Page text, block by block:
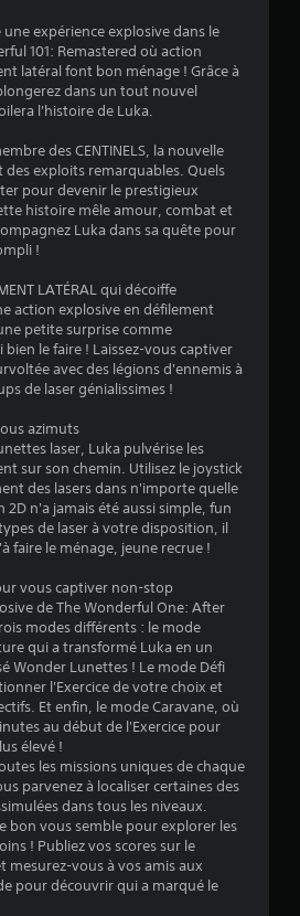
t
o
l
e
s
u
r
3
2
a
v
i
s
)
expérience explosive dans le
101: Remastered où action
latéral font bon ménage ! Grâce à
dans un tout nouvel
l'histoire de Luka.
des CENTINELS, la nouvelle
des exploits remarquables. Quels
pour devenir le prestigieux
histoire mêle amour, combat et
Luka dans sa quête pour
!
LATÉRAL qui décoiffe
action explosive en défilement
petite surprise comme
bien le faire ! Laissez-vous captiver
avec des légions d'ennemis à
de laser génialissimes !
azimuts
laser, Luka pulvérise les
sur son chemin. Utilisez le joystick
des lasers dans n'importe quelle
n'a jamais été aussi simple, fun
de laser à votre disposition, il
faire le ménage, jeune recrue !
vous captiver non-stop
de The Wonderful One: After
modes différents : le mode
qui a transformé Luka en un
Wonder Lunettes ! Le mode Défi
l'Exercice de votre choix et
Et enfin, le mode Caravane, où
au début de l'Exercice pour
élevé !
les missions uniques de chaque
parvenez à localiser certaines des
dans tous les niveaux.
bon vous semble pour explorer les
! Publiez vos scores sur le
mesurez-vous à vos amis aux
pour découvrir qui a marqué le